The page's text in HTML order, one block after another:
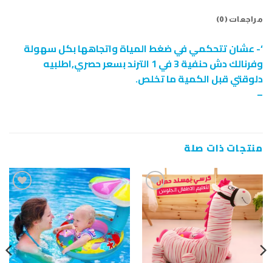
مراجعات (0)
‘- عشان تتحكمي في ضغط المياة واتجاهها بكل سهولة
وفرنالك دش حنفية 3 في 1 الترند بسعر حصري,اطلبيه
دلوقتي قبل الكمية ما تخلص.
–
منتجات ذات صلة
إضافة
إلى
قائمة
الرغبات
إضافة
إلى
قائمة
الرغبات